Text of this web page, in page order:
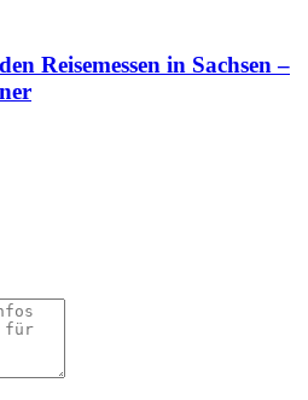
Reisemessen in Sachsen –